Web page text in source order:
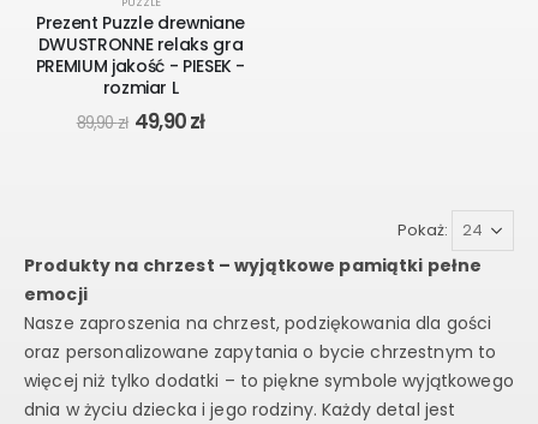
Prezent Puzzle drewniane
DWUSTRONNE relaks gra
PREMIUM jakość - PIESEK -
rozmiar L
89,90zł Original
price
49,90złCurrent
Pokaż:
Produkty na chrzest – wyjątkowe pamiątki pełne
emocji
Nasze zaproszenia na chrzest, podziękowania dla gości
oraz personalizowane zapytania o bycie chrzestnym to
więcej niż tylko dodatki – to piękne symbole wyjątkowego
dnia w życiu dziecka i jego rodziny. Każdy detal jest